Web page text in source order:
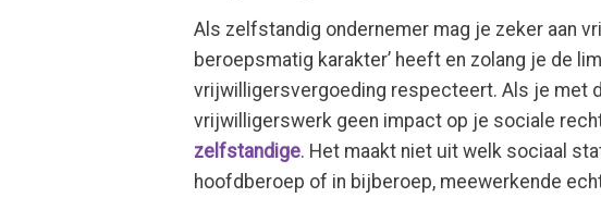
Als zelfstandig ondernemer mag je zeker aan
beroepsmatig karakter’ heeft en zolang je de
vrijwilligersvergoeding respecteert. Als je met
vrijwilligerswerk geen impact op je sociale
zelfstandige. Het maakt niet uit welk sociaal
hoofdberoep of in bijberoep, meewerkende